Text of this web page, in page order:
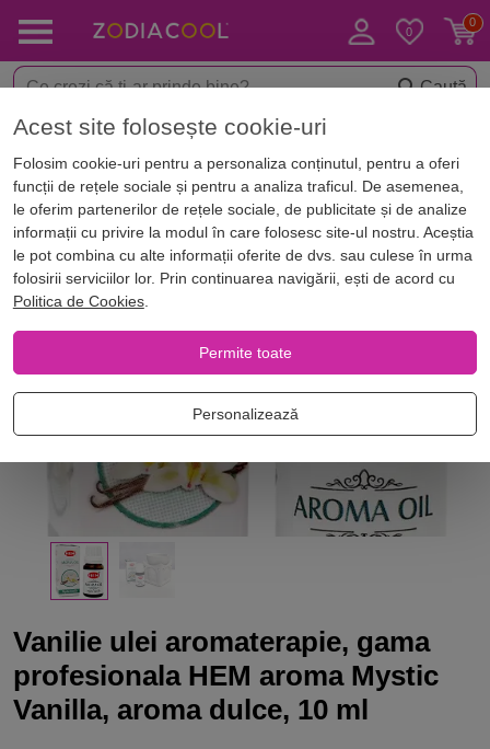
Caută
< Aromaterapie Uleiuri esentiale aromaterapie
-40%
Vanilie ulei aromaterapie, gama
profesionala HEM aroma Mystic
Vanilla, aroma dulce, 10 ml
Acest site folosește cookie-uri
Folosim cookie-uri pentru a personaliza conținutul, pentru a oferi
funcții de rețele sociale și pentru a analiza traficul. De asemenea,
le oferim partenerilor de rețele sociale, de publicitate și de analize
informații cu privire la modul în care folosesc site-ul nostru. Aceștia
le pot combina cu alte informații oferite de dvs. sau culese în urma
folosirii serviciilor lor. Prin continuarea navigării, ești de acord cu
Politica de Cookies.
Permite toate
Personalizează